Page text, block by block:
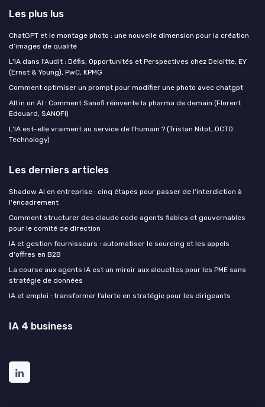
Les plus lus
ChatGPT et le montage photo : une nouvelle dimension pour la création
d’images de qualité
L'IA dans l'Audit : Défis, Opportunités et Perspectives chez Deloitte, EY
(Ernst & Young), PwC, KPMG
Comment optimiser un prompt pour modifier une photo avec chatgpt
All in on AI : Comment Sanofi réinvente la pharma de demain (Florent
Edouard, SANOFI)
L'IA est-elle vraiment au service de l'humain ? (Tristan Nitot, OCTO
Technology)
Les derniers articles
Shadow AI en entreprise : cinq étapes pour passer de l'interdiction à
l'encadrement
Comment structurer des claude code agents fiables et gouvernables
pour le comité de direction
IA et gestion fournisseurs : automatiser le sourcing et les appels
d'offres en B2B
La course aux agents IA est un miroir aux alouettes pour les PME sans
stratégie de données
IA et emploi : transformer l’alerte en stratégie pour les dirigeants
IA 4 business